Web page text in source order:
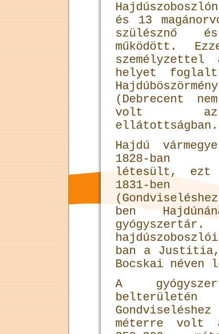
és 13
szülésznő
működött.
helyet foglalt
(Debrecent
volt az
ellátottságban.
Hajdú
1828-ban
létesült, ezt
1831-ben
ben
ban a Justitia,
Bocskai
A
méterre